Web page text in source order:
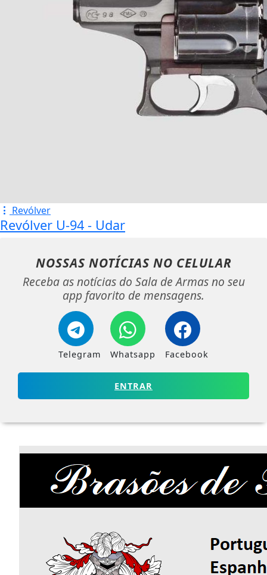
Revólver
Revólver U-94 - Udar
NOSSAS NOTÍCIAS NO CELULAR
Receba as notícias do Sala de Armas no seu
app favorito de mensagens.
Telegram Whatsapp Facebook
ENTRAR